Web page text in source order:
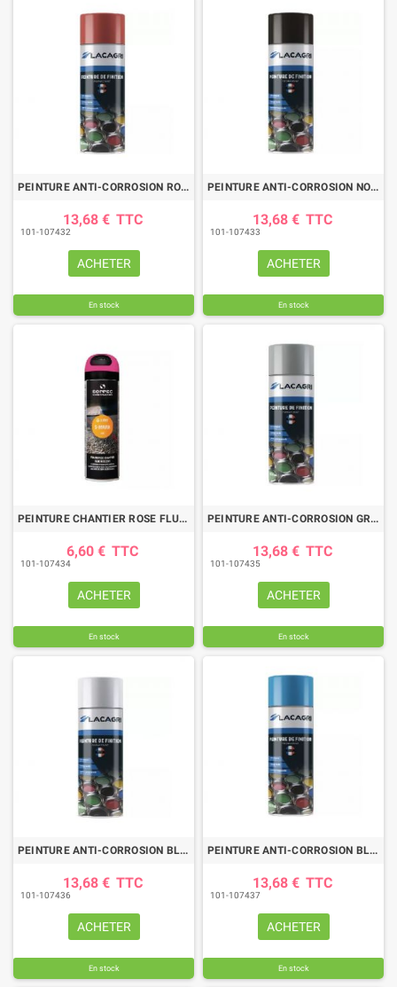
PEINTURE ANTI-CORROSION ROUGE FORIGO RAL 3000 AEROSOL 400ML
13,68 € TTC
101-107432
ACHETER
En stock
PEINTURE ANTI-CORROSION NOIR SATINE BRILLANT AEROSOL 400ML
13,68 € TTC
101-107433
ACHETER
En stock
PEINTURE CHANTIER ROSE FLUO SOPPEC 500 ML
6,60 € TTC
101-107434
ACHETER
En stock
PEINTURE ANTI-CORROSION GRIS MAT GALVA AEROSOL 400ML
13,68 € TTC
101-107435
ACHETER
En stock
PEINTURE ANTI-CORROSION BLANC JANTE ALU AEROSOL 400ML
13,68 € TTC
101-107436
ACHETER
En stock
PEINTURE ANTI-CORROSION BLEU MONOSEM AEROSOL 400ML
13,68 € TTC
101-107437
ACHETER
En stock